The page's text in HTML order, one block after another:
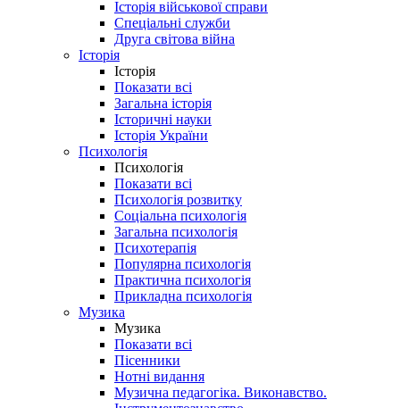
Історія військової справи
Спеціальні служби
Друга світова війна
Історія
Історія
Показати всі
Загальна історія
Історичні науки
Історія України
Психологія
Психологія
Показати всі
Психологія розвитку
Соціальна психологія
Загальна психологія
Психотерапія
Популярна психологія
Практична психологія
Прикладна психологія
Музика
Музика
Показати всі
Пісенники
Нотні видання
Музична педагогіка. Виконавство.